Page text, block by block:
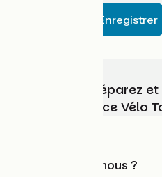
Enregistrer
Choisissez, préparez
vélo avec France Vélo
Qui sommes-nous ?